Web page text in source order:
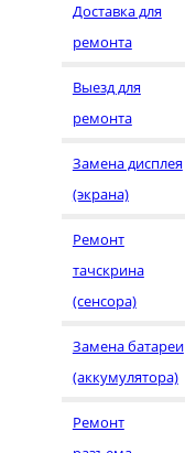
Доставка для
ремонта
Выезд для
ремонта
Замена дисплея
(экрана)
Ремонт
тачскрина
(сенсора)
Замена батареи
(аккумулятора)
Ремонт